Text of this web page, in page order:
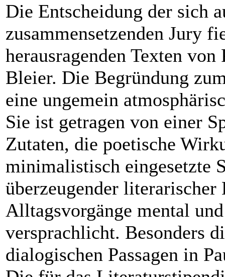
Die Entscheidung der sich
zusammensetzenden Jury
herausragenden Texten
Bleier. Die Begründung
eine ungemein
Sie ist getragen von einer
Zutaten, die poetische
minimalistisch eingesetzte
überzeugender literarischer
Alltagsvorgänge mental
versprachlicht. Besonders
dialogischen Passagen in